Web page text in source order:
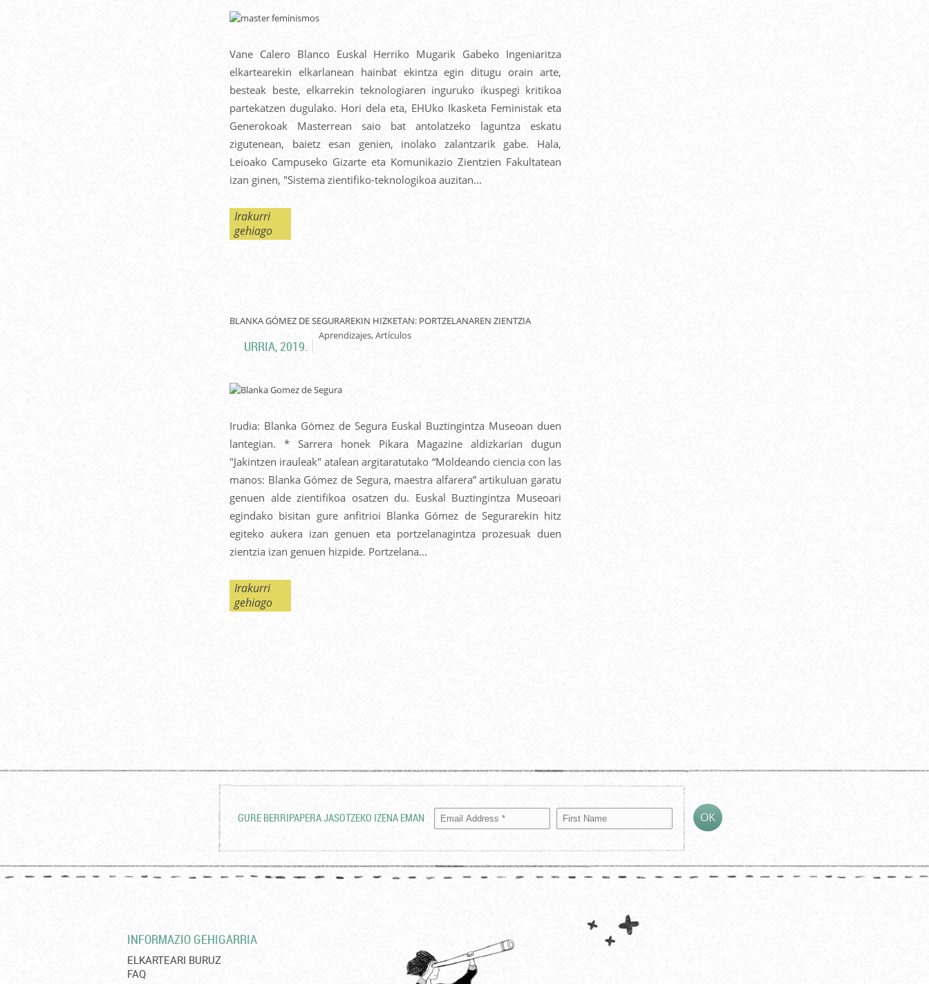
Vane Calero Blanco Euskal Herriko Mugarik Gabeko Ingeniaritza
elkartearekin elkarlanean hainbat ekintza egin ditugu orain arte,
besteak beste, elkarrekin teknologiaren inguruko ikuspegi kritikoa
partekatzen dugulako. Hori dela eta, EHUko Ikasketa Feministak eta
Generokoak Masterrean saio bat antolatzeko laguntza eskatu
zigutenean, baietz esan genien, inolako zalantzarik gabe. Hala,
Leioako Campuseko Gizarte eta Komunikazio Zientzien Fakultatean
izan ginen, "Sistema zientifiko-teknologikoa auzitan...
Irakurri
gehiago
BLANKA GÓMEZ DE SEGURAREKIN HIZKETAN: PORTZELANAREN ZIENTZIA
URRIA, 2019.
Aprendizajes, Artículos
Irudia: Blanka Gómez de Segura Euskal Buztingintza Museoan duen
lantegian. * Sarrera honek Pikara Magazine aldizkarian dugun
"Jakintzen irauleak" atalean argitaratutako “Moldeando ciencia con las
manos: Blanka Gómez de Segura, maestra alfarera” artikuluan garatu
genuen alde zientifikoa osatzen du. Euskal Buztingintza Museoari
egindako bisitan gure anfitrioi Blanka Gómez de Segurarekin hitz
egiteko aukera izan genuen eta portzelanagintza prozesuak duen
zientzia izan genuen hizpide. Portzelana...
Irakurri
gehiago
GURE BERRIPAPERA JASOTZEKO IZENA EMAN
INFORMAZIO GEHIGARRIA
ELKARTEARI BURUZ
FAQ